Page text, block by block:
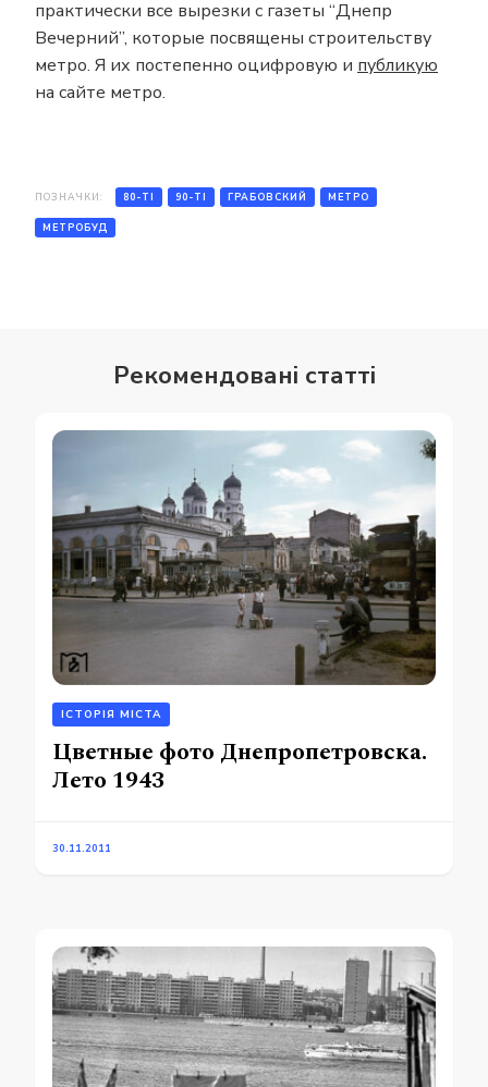
практически все вырезки с газеты “Днепр
Вечерний”, которые посвящены строительству
метро. Я их постепенно оцифровую и публикую
на сайте метро.
ПОЗНАЧКИ: 80-ТІ 90-ТІ ГРАБОВСКИЙ МЕТРО
МЕТРОБУД
Рекомендовані статті
ІСТОРІЯ МІСТА
Цветные фото Днепропетровска.
Лето 1943
30.11.2011